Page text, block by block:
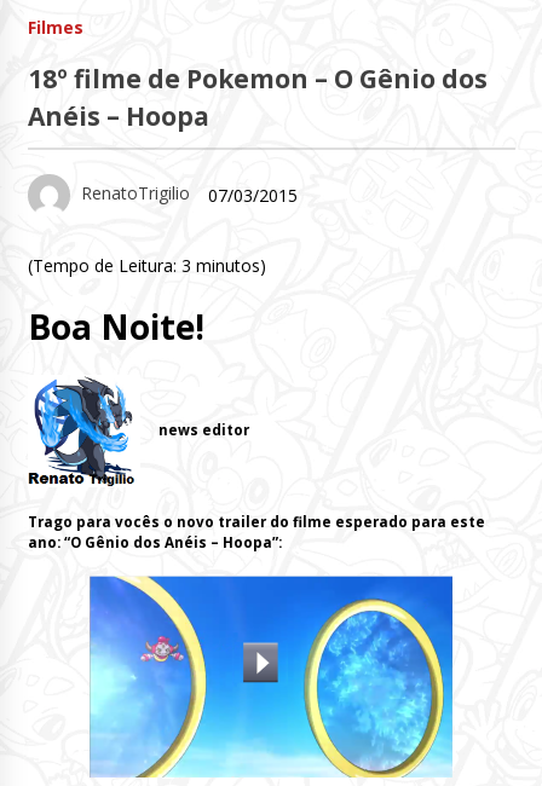
Filmes
18º filme de Pokemon – O Gênio dos
Anéis – Hoopa
RenatoTrigilio 07/03/2015
(Tempo de Leitura: 3 minutos)
Boa Noite!
news editor
Trago para vocês o novo trailer do filme esperado para este
ano: “O Gênio dos Anéis – Hoopa”: